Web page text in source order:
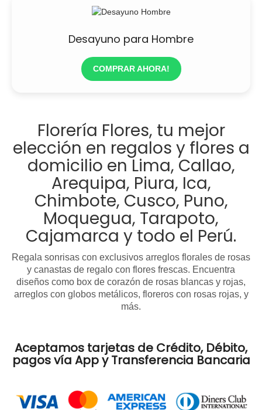
Desayuno para Hombre
COMPRAR AHORA!
Florería Flores, tu mejor
elección en regalos y flores a
domicilio en Lima, Callao,
Arequipa, Piura, Ica,
Chimbote, Cusco, Puno,
Moquegua, Tarapoto,
Cajamarca y todo el Perú.
Regala sonrisas con exclusivos arreglos florales de rosas
y canastas de regalo con flores frescas. Encuentra
diseños como box de corazón de rosas blancas y rojas,
arreglos con globos metálicos, floreros con rosas rojas, y
más.
Aceptamos tarjetas de Crédito, Débito,
pagos vía App y Transferencia Bancaria